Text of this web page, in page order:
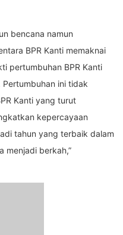
bencana namun
BPR Kanti memaknai
pertumbuhan BPR Kanti
ini tidak
Kanti yang turut
kepercayaan
tahun yang terbaik dalam
menjadi berkah,”